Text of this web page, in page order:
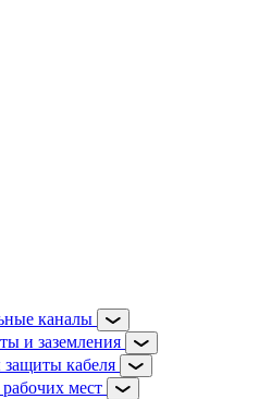
каналы
и заземления
кабеля
мест